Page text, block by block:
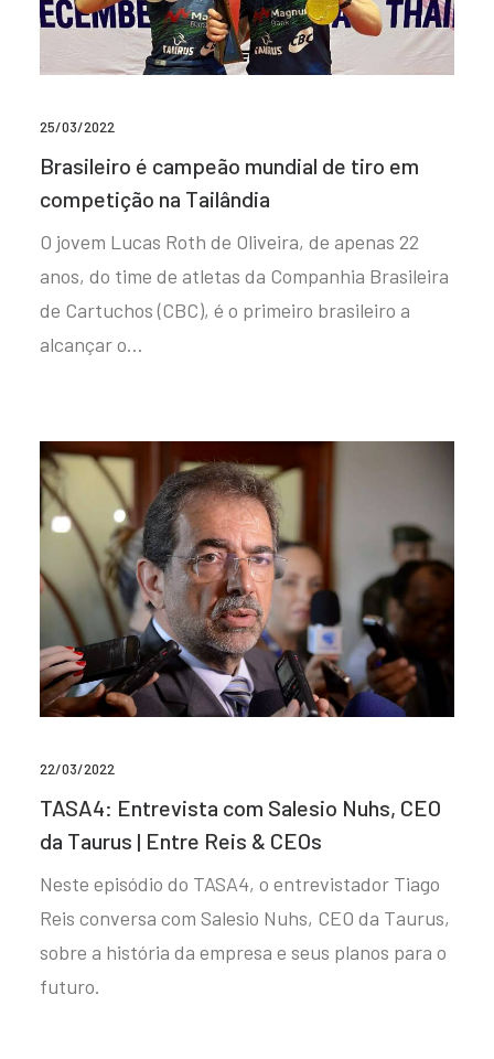
25/03/2022
Brasileiro é campeão mundial de tiro em
competição na Tailândia
O jovem Lucas Roth de Oliveira, de apenas 22
anos, do time de atletas da Companhia Brasileira
de Cartuchos (CBC), é o primeiro brasileiro a
alcançar o…
22/03/2022
TASA4: Entrevista com Salesio Nuhs, CEO
da Taurus | Entre Reis & CEOs
Neste episódio do TASA4, o entrevistador Tiago
Reis conversa com Salesio Nuhs, CEO da Taurus,
sobre a história da empresa e seus planos para o
futuro.